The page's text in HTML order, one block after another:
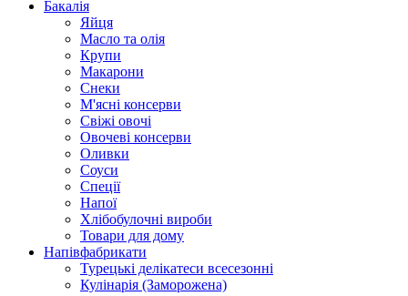
Бакалія
Яйця
Масло та олія
Крупи
Макарони
Снеки
М'ясні консерви
Свіжі овочі
Овочеві консерви
Оливки
Соуси
Спеції
Напої
Хлібобулочні вироби
Товари для дому
Напівфабрикати
Турецькі делікатеси всесезонні
Кулінарія (Заморожена)